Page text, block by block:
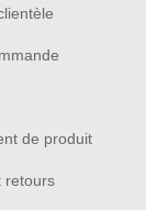
de produit
retours